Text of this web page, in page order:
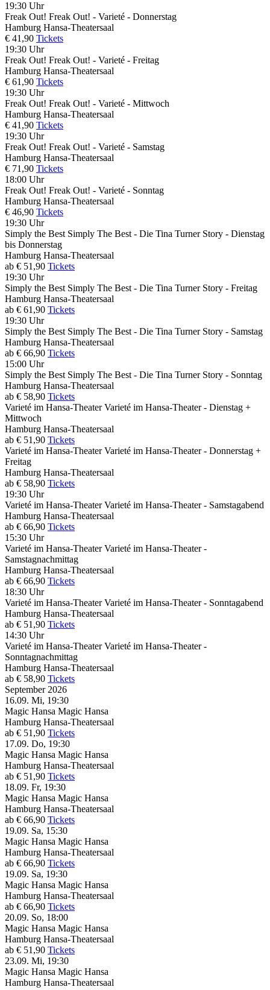
19:30 Uhr
Freak Out! Freak Out! - Varieté - Donnerstag
Hamburg Hansa-Theatersaal
€ 41,90 Tickets
19:30 Uhr
Freak Out! Freak Out! - Varieté - Freitag
Hamburg Hansa-Theatersaal
€ 61,90 Tickets
19:30 Uhr
Freak Out! Freak Out! - Varieté - Mittwoch
Hamburg Hansa-Theatersaal
€ 41,90 Tickets
19:30 Uhr
Freak Out! Freak Out! - Varieté - Samstag
Hamburg Hansa-Theatersaal
€ 71,90 Tickets
18:00 Uhr
Freak Out! Freak Out! - Varieté - Sonntag
Hamburg Hansa-Theatersaal
€ 46,90 Tickets
19:30 Uhr
Simply the Best Simply The Best - Die Tina Turner Story - Dienstag
bis Donnerstag
Hamburg Hansa-Theatersaal
ab € 51,90 Tickets
19:30 Uhr
Simply the Best Simply The Best - Die Tina Turner Story - Freitag
Hamburg Hansa-Theatersaal
ab € 61,90 Tickets
19:30 Uhr
Simply the Best Simply The Best - Die Tina Turner Story - Samstag
Hamburg Hansa-Theatersaal
ab € 66,90 Tickets
15:00 Uhr
Simply the Best Simply The Best - Die Tina Turner Story - Sonntag
Hamburg Hansa-Theatersaal
ab € 58,90 Tickets
Varieté im Hansa-Theater Varieté im Hansa-Theater - Dienstag +
Mittwoch
Hamburg Hansa-Theatersaal
ab € 51,90 Tickets
Varieté im Hansa-Theater Varieté im Hansa-Theater - Donnerstag +
Freitag
Hamburg Hansa-Theatersaal
ab € 58,90 Tickets
19:30 Uhr
Varieté im Hansa-Theater Varieté im Hansa-Theater - Samstagabend
Hamburg Hansa-Theatersaal
ab € 66,90 Tickets
15:30 Uhr
Varieté im Hansa-Theater Varieté im Hansa-Theater -
Samstagnachmittag
Hamburg Hansa-Theatersaal
ab € 66,90 Tickets
18:30 Uhr
Varieté im Hansa-Theater Varieté im Hansa-Theater - Sonntagabend
Hamburg Hansa-Theatersaal
ab € 51,90 Tickets
14:30 Uhr
Varieté im Hansa-Theater Varieté im Hansa-Theater -
Sonntagnachmittag
Hamburg Hansa-Theatersaal
ab € 58,90 Tickets
September 2026
16.09. Mi, 19:30
Magic Hansa Magic Hansa
Hamburg Hansa-Theatersaal
ab € 51,90 Tickets
17.09. Do, 19:30
Magic Hansa Magic Hansa
Hamburg Hansa-Theatersaal
ab € 51,90 Tickets
18.09. Fr, 19:30
Magic Hansa Magic Hansa
Hamburg Hansa-Theatersaal
ab € 66,90 Tickets
19.09. Sa, 15:30
Magic Hansa Magic Hansa
Hamburg Hansa-Theatersaal
ab € 66,90 Tickets
19.09. Sa, 19:30
Magic Hansa Magic Hansa
Hamburg Hansa-Theatersaal
ab € 66,90 Tickets
20.09. So, 18:00
Magic Hansa Magic Hansa
Hamburg Hansa-Theatersaal
ab € 51,90 Tickets
23.09. Mi, 19:30
Magic Hansa Magic Hansa
Hamburg Hansa-Theatersaal